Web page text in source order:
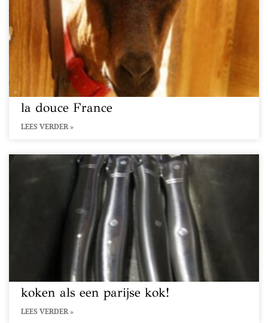
la douce France
LEES VERDER »
koken als een parijse kok!
LEES VERDER »